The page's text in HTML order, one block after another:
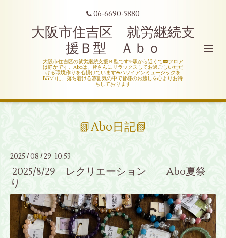
06-6690-5880
大阪市住吉区 就労継続支
援Ｂ型 Ａｂｏ
大阪市住吉区の就労継続支援Ｂ型です✨駅から近くて🚃フロア
は静かです。Aboは、皆さんにリラックスしてお過ごしいただ
ける環境作りを心掛けています☕ハワイアンミュージックを
BGM♪に、落ち着ける雰囲気の中で皆様のお越しを心よりお待
ちしております
📗Abo日記📗
2025 / 08 /29 10:53
2025/8/29 レクリエーション Abo夏祭
り